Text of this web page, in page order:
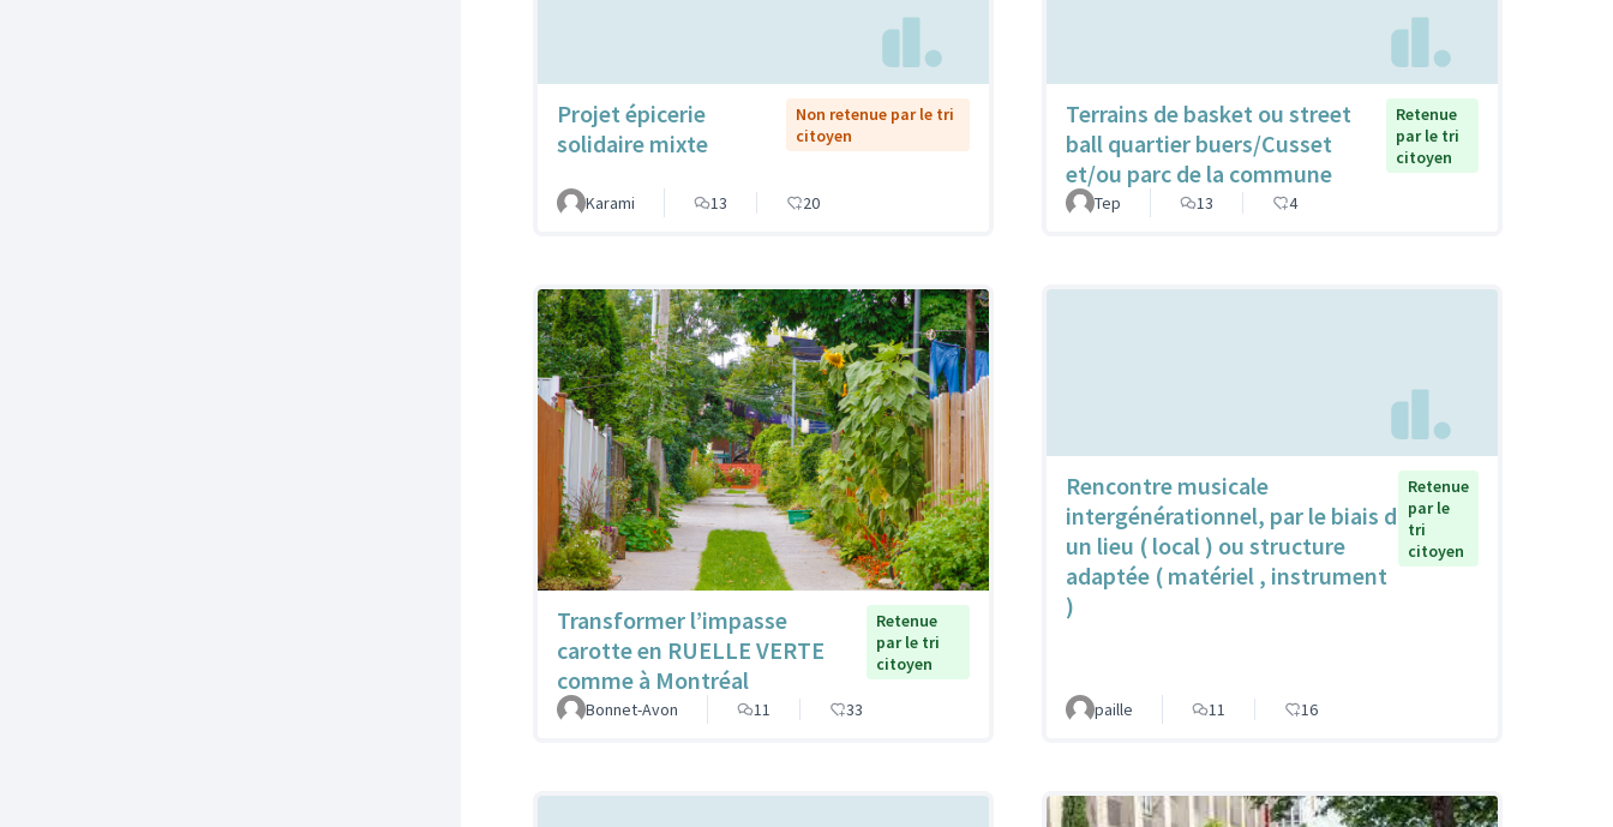
Projet épicerie
solidaire mixte
Non retenue par le tri
citoyen
Karami 13 20
Terrains de basket ou street
ball quartier buers/Cusset
et/ou parc de la commune
Retenue
par le tri
citoyen
Tep 13 4
Transformer l’impasse
carotte en RUELLE VERTE
comme à Montréal
Retenue
par le tri
citoyen
Bonnet-Avon 11 33
Rencontre musicale
intergénérationnel, par le biais d
un lieu ( local ) ou structure
adaptée ( matériel , instrument
)
Retenue
par le
tri
citoyen
paille 11 16